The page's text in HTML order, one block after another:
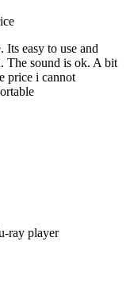
easy to use and
The sound is ok. A bit
price i cannot
ray player